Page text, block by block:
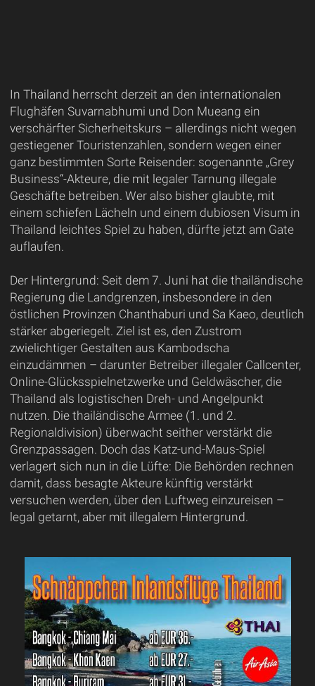
In Thailand herrscht derzeit an den internationalen
Flughäfen Suvarnabhumi und Don Mueang ein
verschärfter Sicherheitskurs – allerdings nicht wegen
gestiegener Touristenzahlen, sondern wegen einer
ganz bestimmten Sorte Reisender: sogenannte „Grey
Business“-Akteure, die mit legaler Tarnung illegale
Geschäfte betreiben. Wer also bisher glaubte, mit
einem schiefen Lächeln und einem dubiosen Visum in
Thailand leichtes Spiel zu haben, dürfte jetzt am Gate
auflaufen.
Der Hintergrund: Seit dem 7. Juni hat die thailändische
Regierung die Landgrenzen, insbesondere in den
östlichen Provinzen Chanthaburi und Sa Kaeo, deutlich
stärker abgeriegelt. Ziel ist es, den Zustrom
zwielichtiger Gestalten aus Kambodscha
einzudämmen – darunter Betreiber illegaler Callcenter,
Online-Glücksspielnetzwerke und Geldwäscher, die
Thailand als logistischen Dreh- und Angelpunkt
nutzen. Die thailändische Armee (1. und 2.
Regionaldivision) überwacht seither verstärkt die
Grenzpassagen. Doch das Katz-und-Maus-Spiel
verlagert sich nun in die Lüfte: Die Behörden rechnen
damit, dass besagte Akteure künftig verstärkt
versuchen werden, über den Luftweg einzureisen –
legal getarnt, aber mit illegalem Hintergrund.